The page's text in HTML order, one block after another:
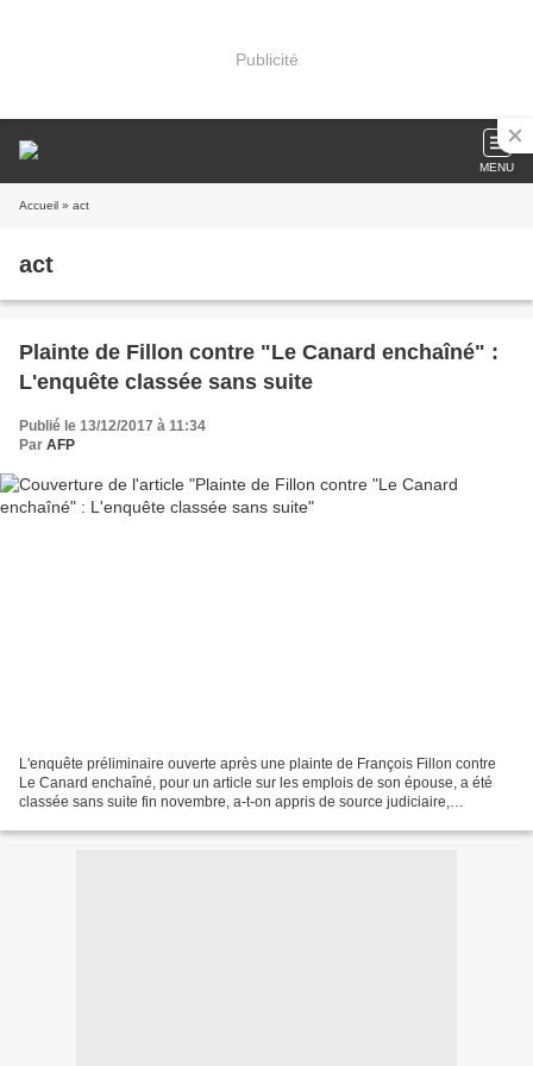
Publicité
MENU
Accueil » act
act
Plainte de Fillon contre "Le Canard enchaîné" :
L'enquête classée sans suite
Publié le 13/12/2017 à 11:34
Par AFP
L'enquête préliminaire ouverte après une plainte de François Fillon contre
Le Canard enchaîné, pour un article sur les emplois de son épouse, a été
classée sans suite fin novembre, a-t-on appris de source judiciaire,